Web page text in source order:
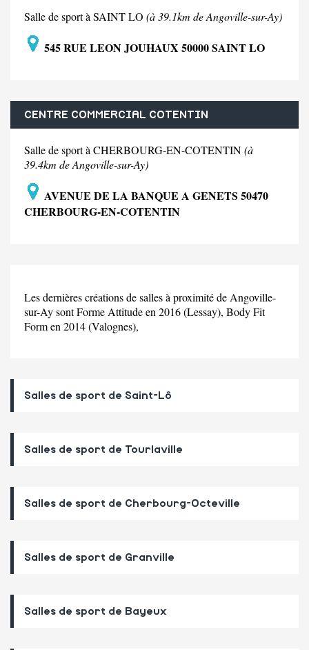
Salle de sport à SAINT LO (à 39.1km de Angoville-sur-Ay)
545 RUE LEON JOUHAUX 50000 SAINT LO
CENTRE COMMERCIAL COTENTIN
Salle de sport à CHERBOURG-EN-COTENTIN(à
39.4km de Angoville-sur-Ay)
AVENUE DE LA BANQUE A GENETS 50470
CHERBOURG-EN-COTENTIN
Les dernières créations de salles à proximité de Angoville-
sur-Ay sont Forme Attitude en 2016 (Lessay), Body Fit
Form en 2014 (Valognes),
Salles de sport de Saint-Lô
Salles de sport de Tourlaville
Salles de sport de Cherbourg-Octeville
Salles de sport de Granville
Salles de sport de Bayeux